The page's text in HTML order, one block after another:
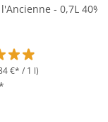
Sternen
- 0,7L 40%
€* / 1 l)